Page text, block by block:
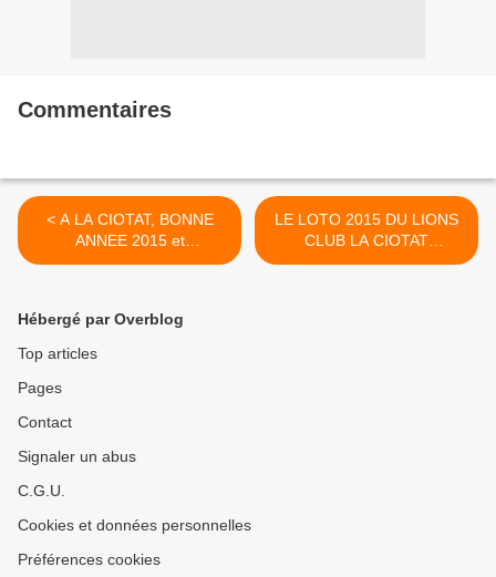
Commentaires
< A LA CIOTAT, BONNE
ANNEE 2015 et
MEILLEURS VOEUX.
LE LOTO 2015 DU LIONS
CLUB LA CIOTAT
LUMIERES. >
Hébergé par Overblog
Top articles
Pages
Contact
Signaler un abus
C.G.U.
Cookies et données personnelles
Préférences cookies